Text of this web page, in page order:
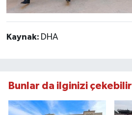
Kaynak: DHA
Bunlar da ilginizi çekebilir